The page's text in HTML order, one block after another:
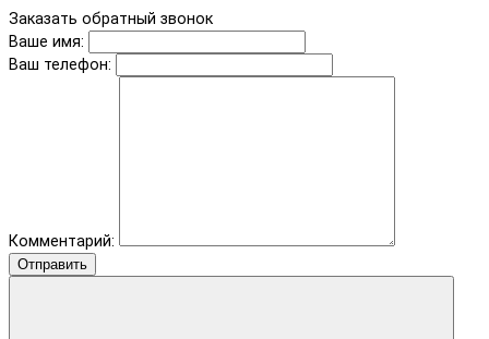
Заказать обратный звонок
Ваше имя:
Ваш телефон:
Комментарий:
Отправить